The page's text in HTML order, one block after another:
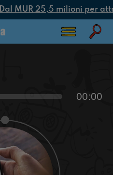
Dal MUR 25,5 milioni per
00:00